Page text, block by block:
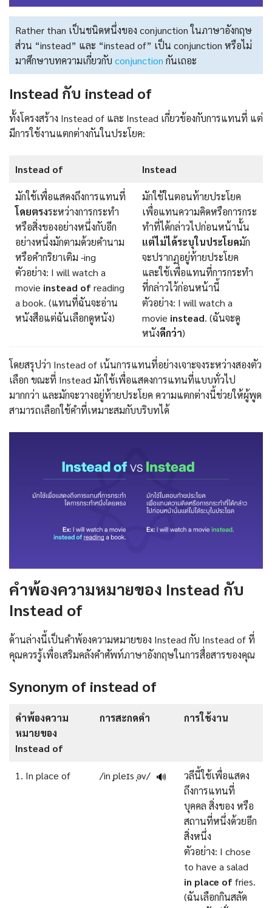
Rather than เป็นชนิดหนึ่งของ conjunction ในภาษาอังกฤษ
ส่วน “instead” และ “instead of” เป็น conjunction หรือไม่
มาศึกษาบทความเกี่ยวกับ conjunction กันเถอะ
Instead กับ instead of
ทั้งโครงสร้าง Instead of และ Instead เกี่ยวข้องกับการแทนที่ แต่
มีการใช้งานแตกต่างกันในประโยค:
Instead of Instead
มักใช้เพื่อแสดงถึงการแทนที่
โดยตรงระหว่างการกระทำ
หรือสิ่งของอย่างหนึ่งกับอีก
อย่างหนึ่งมักตามด้วยคำนาม
หรือคำกริยาเติม -ing
ตัวอย่าง: I will watch a
movie instead ofreading
a book. (แทนที่ฉันจะอ่าน
หนังสือแต่ฉันเลือกดูหนัง)
มักใช้ในตอนท้ายประโยค
เพื่อแทนความคิดหรือการกระ
ทำที่ได้กล่าวไปก่อนหน้านั้น
แต่ไม่ได้ระบุในประโยคมัก
จะปรากฏอยู่ท้ายประโยค
และใช้เพื่อแทนที่การกระทำ
ที่กล่าวไว้ก่อนหน้านี้
ตัวอย่าง: I will watch a
movie instead. (ฉันจะดู
หนังดีกว่า)
โดยสรุปว่า Instead of เน้นการแทนที่อย่างเจาะจงระหว่างสองตัว
เลือก ขณะที่ Instead มักใช้เพื่อแสดงการแทนที่แบบทั่วไป
มากกว่า และมักจะวางอยู่ท้ายประโยค ความแตกต่างนี้ช่วยให้ผู้พูด
สามารถเลือกใช้คำที่เหมาะสมกับบริบทได้
คำพ้องความหมายของ Instead กับ
Instead of
ด้านล่างนี้เป็นคำพ้องความหมายของ Instead กับ Instead of ที่
คุณควรรู้เพื่อเสริมคลังคำศัพท์ภาษาอังกฤษในการสื่อสารของคุณ
Synonym of instead of
คำพ้องความ
หมายของ
Instead of
การสะกดคำ การใช้งาน
1. In place of /in ˌpleɪs ˌəv/ 🔊
วลีนี้ใช้เพื่อแสดง
ถึงการแทนที่
บุคคล สิ่งของ หรือ
สถานที่หนึ่งด้วยอีก
สิ่งหนึ่ง
ตัวอย่าง: I chose
to have a salad
in place offries.
(ฉันเลือกกินสลัด